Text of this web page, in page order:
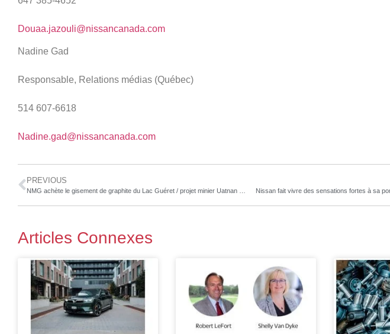
Douaa.jazouli@nissancanada.com
Nadine Gad
Responsable, Relations médias (Québec)
514 607-6618
Nadine.gad@nissancanada.com
PREVIOUS
Nissan fait vivre des sensations fortes à sa
Articles Connexes